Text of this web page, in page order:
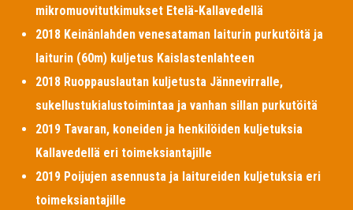
mikromuovitutkimukset Etelä-Kallavedellä
2018 Keinänlahden venesataman laiturin purkutöitä ja
laiturin (60m) kuljetus Kaislastenlahteen
2018 Ruoppauslautan kuljetusta Jännevirralle,
sukellustukialustoimintaa ja vanhan sillan purkutöitä
2019 Tavaran, koneiden ja henkilöiden kuljetuksia
Kallavedellä eri toimeksiantajille
2019 Poijujen asennusta ja laitureiden kuljetuksia eri
toimeksiantajille